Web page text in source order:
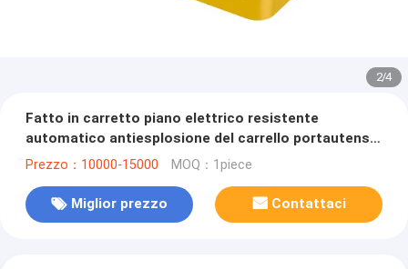
2/4
Fatto in carretto piano elettrico resistente
automatico antiesplosione del carrello portautensili
del carretto dell'attrezzatura di maneggio del
Prezzo：10000-15000 MOQ：1piece
Miglior prezzo Contattaci